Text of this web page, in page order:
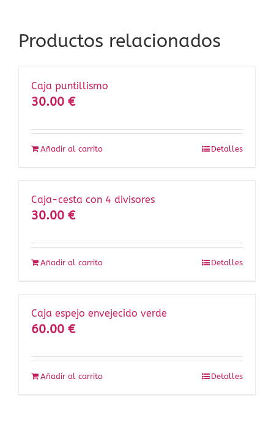
Productos relacionados
Caja puntillismo
30.00 €
Añadir al carrito Detalles
Caja-cesta con 4 divisores
30.00 €
Añadir al carrito Detalles
Caja espejo envejecido verde
60.00 €
Añadir al carrito Detalles